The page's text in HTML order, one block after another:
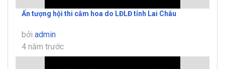
Ấn tượng hội thi cắm hoa do LĐLĐ tỉnh Lai Châu
bởi admin
4 năm trước